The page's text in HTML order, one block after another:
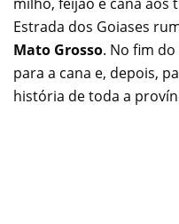
Estrada dos Goiases
Mato Grosso. No fim
para a cana e, depois,
história de toda a